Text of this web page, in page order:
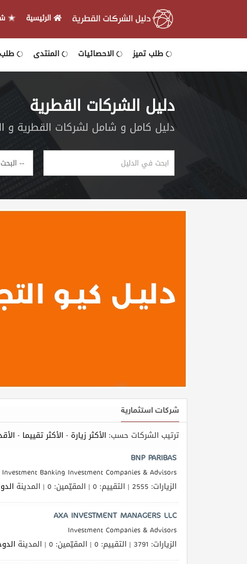
الرئيسية
طلب تميز الاحصائيات المنتدى
دليل الشركات القطرية
دليل كامل و شامل لشركات القطرية و
شركات استثمارية
ترتيب الشركات حسب: الأكثر زيارة - الأكثر تقييما -
BNP PARIBAS
Banking Investment Companies & Advisors
الزيارات: 2555 | التقييم: 0 | المقيّمين: 0 | المدينة
AXA INVESTMENT MANAGERS LLC
Investment Companies & Advisors
الزيارات: 3791 | التقييم: 0 | المقيّمين: 0 | المدينة